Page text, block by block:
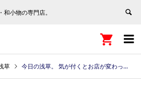
小物の専門店。


草 今日の浅草。 気が付くとお店が変わっていたりします。 和牛屋さんと、もんじゃ屋さんが増えてきました。 花川戸、観音裏、かっぱ橋、寿町など浅草寺だけじゃない浅草の街。 魅力いっぱいです。 マナーを守らない人に指導する街。 #asakusa #江戸文化の街 #BetterTourism https://e-asakusa.jp/